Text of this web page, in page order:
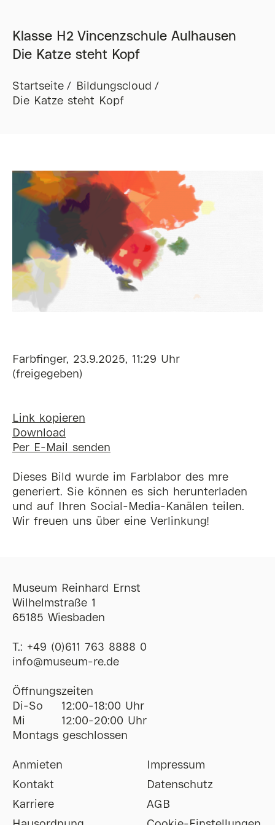
Klasse H2 Vincenzschule Aulhausen
Die Katze steht Kopf
Startseite
Bildungscloud
Die Katze steht Kopf
Farbfinger, 23.9.2025, 11:29 Uhr
(freigegeben)
Link kopieren
Download
Per E-Mail senden
Dieses Bild wurde im Farblabor des mre
generiert. Sie können es sich herunterladen
und auf Ihren Social-Media-Kanälen teilen.
Wir freuen uns über eine Verlinkung!
Museum Reinhard Ernst
Wilhelmstraße 1
65185 Wiesbaden
T.: +49 (0)611 763 8888 0
ofni@museum-re de
Öffnungszeiten
Di-So
12:00-18:00 Uhr
Mi
12:00-20:00 Uhr
Montags geschlossen
Anmieten
Kontakt
Karriere
Impressum
Datenschutz
AGB